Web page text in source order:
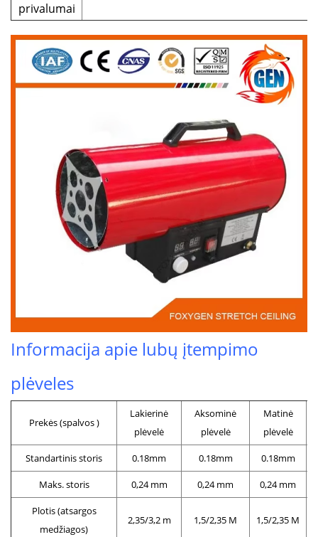
privalumai
Informacija apie lubų įtempimo
plėveles
Prekės (spalvos )
Lakierinė
plėvelė
Aksominė
plėvelė
Matinė
plėvelė
Standartinis storis 0.18mm 0.18mm 0.18mm
Maks. storis 0,24 mm 0,24 mm 0,24 mm
Plotis (atsargos
medžiagos)
2,35/3,2 m 1,5/2,35 M 1,5/2,35 M